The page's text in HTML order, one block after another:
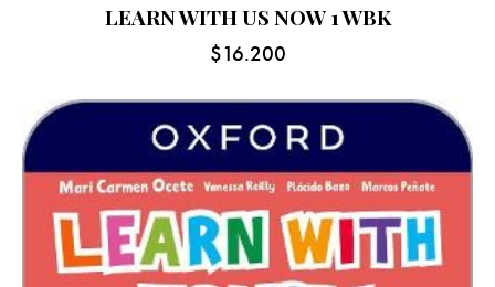
LEARN WITH US NOW 1 WBK
$16.200